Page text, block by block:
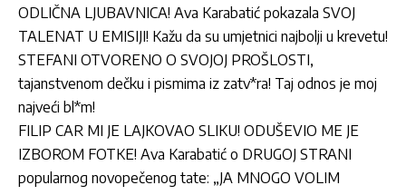
ODLIČNA LJUBAVNICA! Ava Karabatić pokazala SVOJ
TALENAT U EMISIJI! Kažu da su umjetnici najbolji u krevetu!
STEFANI OTVORENO O SVOJOJ PROŠLOSTI,
tajanstvenom dečku i pismima iz zatv*ra! Taj odnos je moj
najveći bl*m!
FILIP CAR MI JE LAJKOVAO SLIKU! ODUŠEVIO ME JE
IZBOROM FOTKE! Ava Karabatić o DRUGOJ STRANI
popularnog novopečenog tate: „JA MNOGO VOLIM